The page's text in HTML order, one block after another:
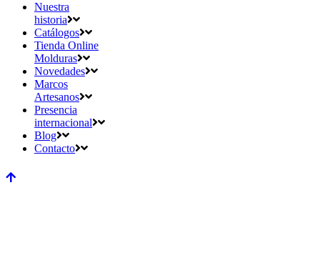
Nuestra
historia
Catálogos
Tienda Online
Molduras
Novedades
Marcos
Artesanos
Presencia
internacional
Blog
Contacto